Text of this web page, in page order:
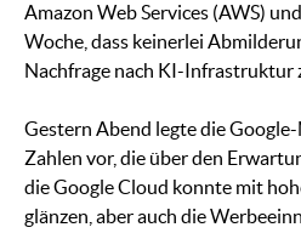
Amazon Web Services (AWS)
Woche, dass keinerlei
Nachfrage nach KI-Infrastruktur
Gestern Abend legte die
Zahlen vor, die über den
die Google Cloud konnte mit
glänzen, aber auch die